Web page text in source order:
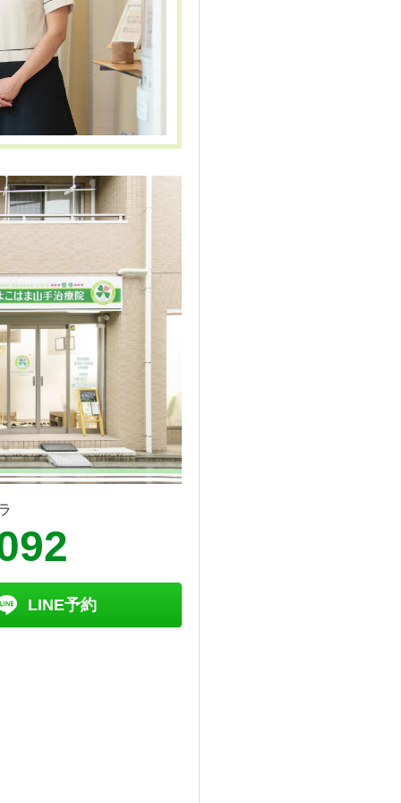
LINE予約